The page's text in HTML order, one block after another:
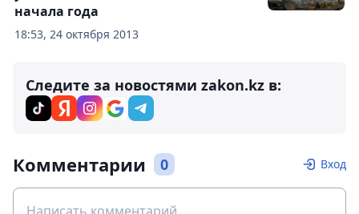
18:53, 24 октября 2013
начала года
Следите за новостями zakon.kz в:
Комментарии 0 Вход